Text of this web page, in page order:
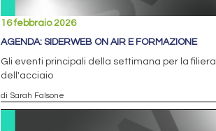
16 febbraio 2026
AGENDA: SIDERWEB ON AIR E FORMAZIONE
Gli eventi principali della settimana per la filiera
dell'acciaio
di Sarah Falsone